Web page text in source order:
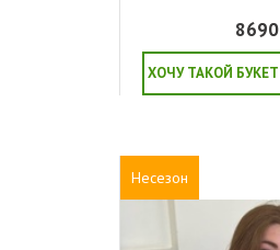
8690
ХОЧУ ТАКОЙ БУКЕТ
Несезон